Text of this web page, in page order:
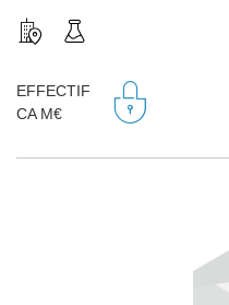
EFFECTIF
CA M€